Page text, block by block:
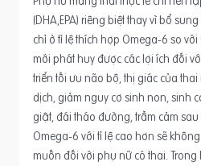
(DHA,EPA) riêng biệt thay vì bổ
chỉ ở tỉ lệ thích hợp Omega-6 so với
mới phát huy được các lợi ích đối
triển tối ưu não bộ, thị giác của
dịch, giảm nguy cơ sinh non, sinh
giật, đái tháo đường, trầm cảm
Omega-6 với tỉ lệ cao hơn sẽ
muốn đối với phụ nữ có thai. Trong